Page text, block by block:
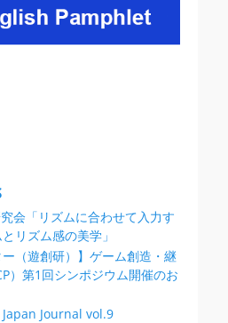
会「リズムに合わせて入力す
リズム感の美学」
ー（遊創研）】ゲーム創造・継
）第1回シンポジウム開催のお
Journal vol.9